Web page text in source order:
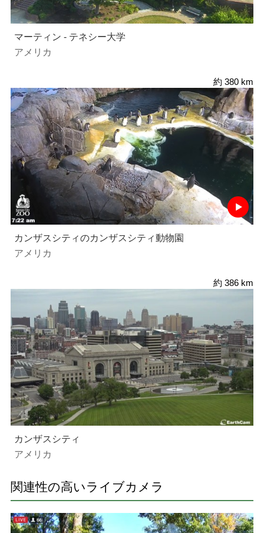
マーティン - テネシー大学
アメリカ
約 380 km
カンザスシティのカンザスシティ動物園
アメリカ
約 386 km
カンザスシティ
アメリカ
関連性の高いライブカメラ